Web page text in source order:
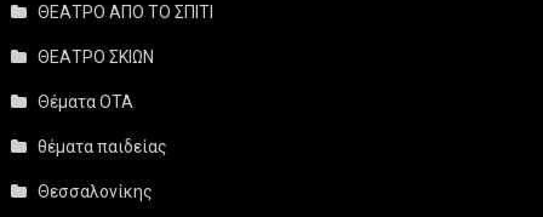
ΘΕΑΤΡΟ ΑΠΟ ΤΟ ΣΠΙΤΙ
ΘΕΑΤΡΟ ΣΚΙΩΝ
Θέματα ΟΤΑ
θέματα παιδείας
Θεσσαλονίκης